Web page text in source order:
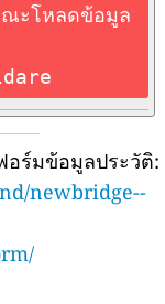
ณะโหลดข้อมูล
อร์มข้อมูลประวัติ:
newbridge--